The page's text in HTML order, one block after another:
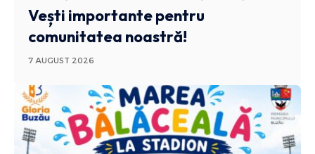
Vești importante pentru
comunitatea noastră!
7 AUGUST 2026